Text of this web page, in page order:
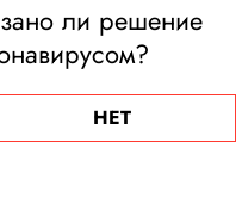
ли решение
НЕТ